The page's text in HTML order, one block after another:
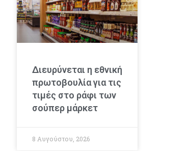
Διευρύνεται η εθνική
πρωτοβουλία για τις
τιμές στο ράφι των
σούπερ μάρκετ
8 Αυγούστου, 2026